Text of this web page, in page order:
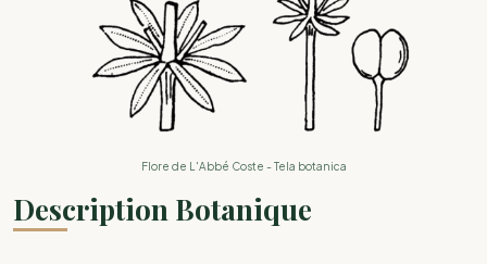
Flore de L'Abbé Coste - Tela botanica
Description Botanique